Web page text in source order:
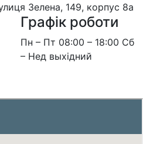
Зелена, 149, корпус 8а
Графік роботи
Пн – Пт 08:00 – 18:00 Сб
– Нед выхідний